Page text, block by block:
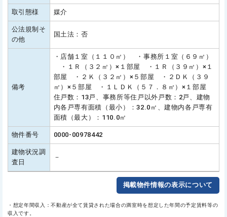
取引態様 媒介
公法規制そ
の他
国土法：否
備考
・店舗１室（１１０㎡） ・事務所１室（６９㎡）
・１Ｒ（３２㎡）×１部屋 ・１Ｒ（３９㎡）×１
部屋 ・２Ｋ（３２㎡）×５部屋 ・２ＤＫ（３９
㎡）×５部屋 ・１ＬＤＫ（５７．８㎡）×１部屋
住戸数：13戸、事務所等住戸以外戸数：2戸、建物
内各戸専有面積（最小）：32.0㎡、建物内各戸専有
面積（最大）：110.0㎡
物件番号 0000-00978442
建物状況調
査日
－
掲載物件情報の表示について
・想定年間収入：不動産が全て賃貸された場合の満室時を想定した年間の予定賃料等の
収入です。